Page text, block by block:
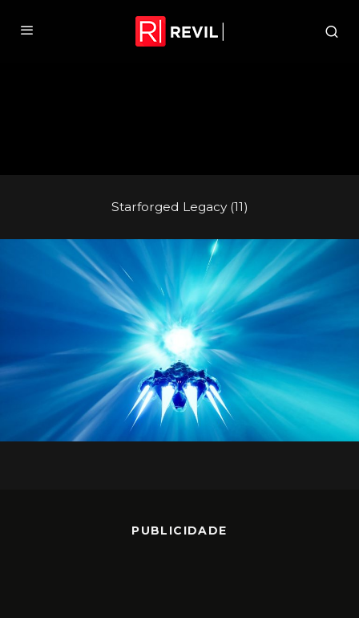
Starforged Legacy (11)
PUBLICIDADE